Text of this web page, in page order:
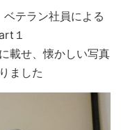
テラン社員による
１
載せ、懐かしい写真
ました